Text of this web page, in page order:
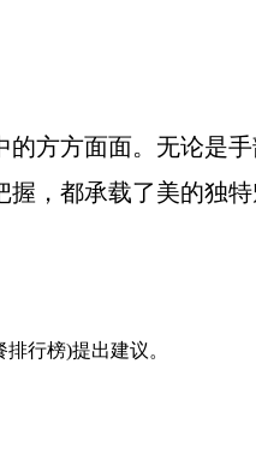
方方面面。无论是
，都承载了美的独
排行榜)提出建议。